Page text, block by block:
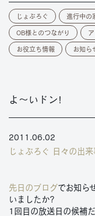
じょぶろぐ 進行中の
OB様とのつながり
お役立ち情報 お知ら
よ～いドン!
2011.06.02
じょぶろぐ 日々の出
先日のブログでお知ら
いましたか?
1回目の放送日の候補